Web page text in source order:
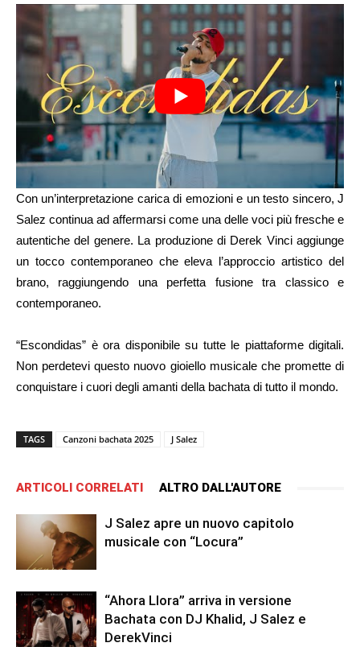
Con un’interpretazione carica di emozioni e un testo sincero, J
Salez continua ad affermarsi come una delle voci più fresche e
autentiche del genere. La produzione di Derek Vinci aggiunge
un tocco contemporaneo che eleva l’approccio artistico del
brano, raggiungendo una perfetta fusione tra classico e
contemporaneo.
“Escondidas” è ora disponibile su tutte le piattaforme digitali.
Non perdetevi questo nuovo gioiello musicale che promette di
conquistare i cuori degli amanti della bachata di tutto il mondo.
TAGS Canzoni bachata 2025 J Salez
ARTICOLI CORRELATI ALTRO DALL'AUTORE
J Salez apre un nuovo capitolo
musicale con “Locura”
“Ahora Llora” arriva in versione
Bachata con DJ Khalid, J Salez e
DerekVinci